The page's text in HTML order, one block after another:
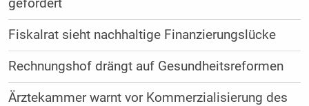
gefordert
Fiskalrat sieht nachhaltige Finanzierungslücke
Rechnungshof drängt auf Gesundheitsreformen
Ärztekammer warnt vor Kommerzialisierung des